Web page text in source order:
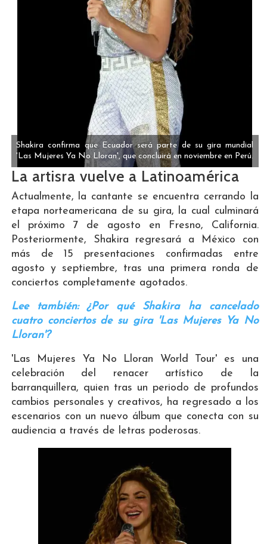
Shakira confirma que Ecuador será parte de su gira mundial
'Las Mujeres Ya No Lloran', que concluirá en noviembre en Perú.
La artisra vuelve a Latinoamérica
Actualmente, la cantante se encuentra cerrando la
etapa norteamericana de su gira, la cual culminará
el próximo 7 de agosto en Fresno, California.
Posteriormente, Shakira regresará a México con
más de 15 presentaciones confirmadas entre
agosto y septiembre, tras una primera ronda de
conciertos completamente agotados.
Lee también: ¿Por qué Shakira ha cancelado
cuatro conciertos de su gira 'Las Mujeres Ya No
Lloran'?
'Las Mujeres Ya No Lloran World Tour' es una
celebración del renacer artístico de la
barranquillera, quien tras un periodo de profundos
cambios personales y creativos, ha regresado a los
escenarios con un nuevo álbum que conecta con su
audiencia a través de letras poderosas.